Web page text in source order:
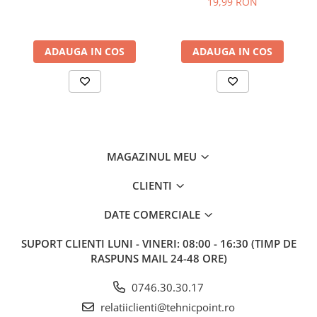
ADAUGA IN COS ADAUGA IN COS
MAGAZINUL MEU
CLIENTI
DATE COMERCIALE
SUPORT CLIENTI LUNI - VINERI: 08:00 - 16:30 (TIMP DE
RASPUNS MAIL 24-48 ORE)
0746.30.30.17
relatiiclienti@tehnicpoint.ro